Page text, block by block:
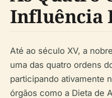
Influência
Até ao século XV, a
uma das quatro ordens
participando ativamente
órgãos como a Dieta de